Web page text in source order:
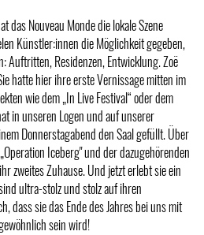
Nouveau Monde die lokale Szene
Künstler:innen die Möglichkeit gegeben,
Auftritten, Residenzen, Entwicklung. Zoë
hatte hier ihre erste Vernissage mitten im
wie dem „In Live Festival“ oder dem
in unseren Logen und auf unserer
Donnerstagabend den Saal gefüllt. Über
Iceberg" und der dazugehörenden
zweites Zuhause. Und jetzt erlebt sie ein
ultra-stolz und stolz auf ihren
dass sie das Ende des Jahres bei uns mit
sein wird!